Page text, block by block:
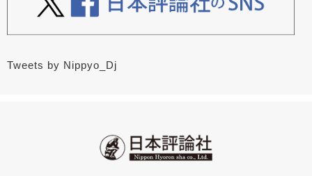
Tweets by Nippyo_Dj